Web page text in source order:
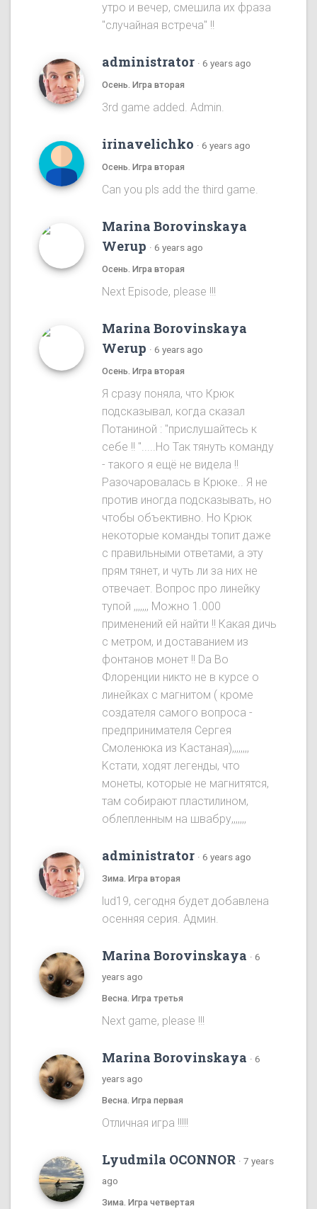
утро и вечер, смешила их фраза
"случайная встреча" !!
administrator · 6 years ago
Осень. Игра вторая
3rd game added. Admin.
irinavelichko · 6 years ago
Осень. Игра вторая
Can you pls add the third game.
Marina Borovinskaya
Werup · 6 years ago
Осень. Игра вторая
Next Episode, please !!!
Marina Borovinskaya
Werup · 6 years ago
Осень. Игра вторая
Я сразу понялa, что Крюк
подсказывал, когда сказал
Потаниной : "прислушайтесь к
себе !! ".....Ho Так тянуть команду
- такого я ещё не видела !!
Разочаровалась в Крюке.. Я не
против иногда подсказывать, но
чтобы объективно. Ho Крюк
некоторые команды топит даже
с правильными ответами, а эту
прям тянет, и чуть ли за них не
отвечает. Вопрос про линейку
тупой ,,,,,,, Можно 1.000
применений ей найти !! Какая дичь
с метром, и доставанием из
фонтанов монет !! Da Во
Флоренции никто не в курсе о
линейках с магнитом ( кроме
создателя самого вопроса -
предпринимателя Сергея
Смоленюка из Кастаная),,,,,,,,
Kстати, ходят легенды, что
монеты, которые не магнитятся,
там собирают пластилином,
облепленным на швабру,,,,,,,
administrator · 6 years ago
Зима. Игра вторая
lud19, сегодня будет добавлена
осенняя серия. Админ.
Marina Borovinskaya · 6
years ago
Весна. Игра третья
Next game, please !!!
Marina Borovinskaya · 6
years ago
Весна. Игра первая
Отличная игра !!!!!
Lyudmila OCONNOR · 7 years
ago
Зима. Игра четвертая